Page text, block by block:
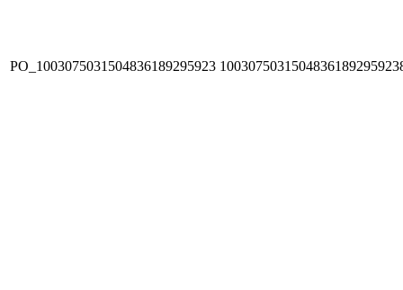
PO_1003075031504836189295923